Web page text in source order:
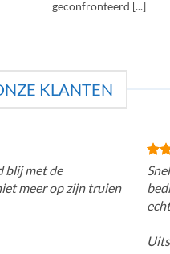
geconfronteerd [...]
KLANTEN
blij met de
meer op zijn truien